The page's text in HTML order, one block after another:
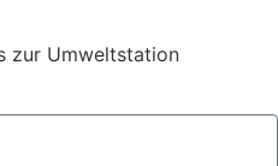
zur Umweltstation